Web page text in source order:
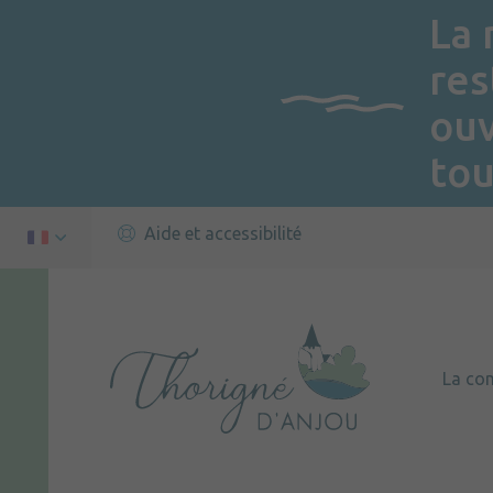
La
Aide et accessibilité
La